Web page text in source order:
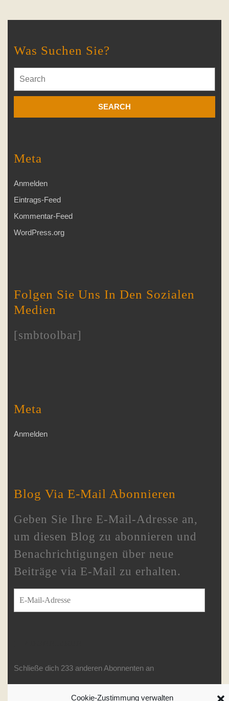
Cookie-Zustimmung verwalten
Was Suchen Sie?
for:
Meta
Anmelden
Eintrags-Feed
Kommentar-Feed
WordPress.org
Folgen Sie Uns In Den Sozialen
Medien
[smbtoolbar]
Meta
Anmelden
Blog Via E-Mail Abonnieren
Geben Sie Ihre E-Mail-Adresse an,
um diesen Blog zu abonnieren und
Benachrichtigungen über neue
Beiträge via E-Mail zu erhalten.
E-Mail-Adresse
Schließe dich 233 anderen Abonnenten an